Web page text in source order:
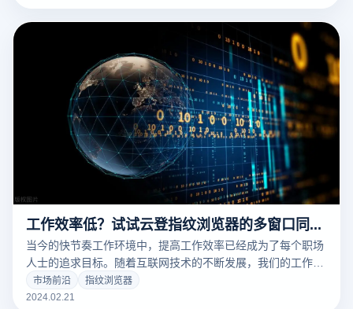
致账号被封禁。本文旨在探讨如何在遵守亚马逊规则的前提
工作效率低？试试云登指纹浏览器的多窗口同步功能
当今的快节奏工作环境中，提高工作效率已经成为了每个职场
人士的追求目标。随着互联网技术的不断发展，我们的工作越
来越依赖于网络资源。在这样的背景下，指纹浏览器，尤其是
云登指纹浏览器，凭借其独特的功能，为提高工作效率提供了
市场前沿
指纹浏览器
2024.02.21